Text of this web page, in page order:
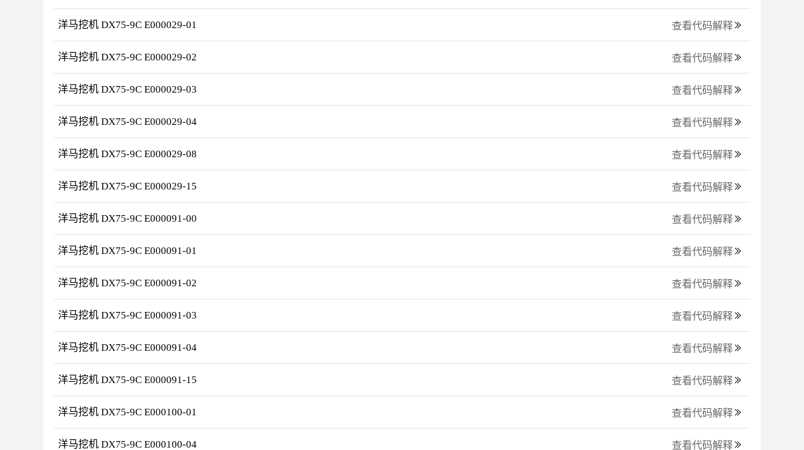
洋马挖机 DX75-9C E000029-01 查看代码解释
洋马挖机 DX75-9C E000029-02 查看代码解释
洋马挖机 DX75-9C E000029-03 查看代码解释
洋马挖机 DX75-9C E000029-04 查看代码解释
洋马挖机 DX75-9C E000029-08 查看代码解释
洋马挖机 DX75-9C E000029-15 查看代码解释
洋马挖机 DX75-9C E000091-00 查看代码解释
洋马挖机 DX75-9C E000091-01 查看代码解释
洋马挖机 DX75-9C E000091-02 查看代码解释
洋马挖机 DX75-9C E000091-03 查看代码解释
洋马挖机 DX75-9C E000091-04 查看代码解释
洋马挖机 DX75-9C E000091-15 查看代码解释
洋马挖机 DX75-9C E000100-01 查看代码解释
洋马挖机 DX75-9C E000100-04 查看代码解释